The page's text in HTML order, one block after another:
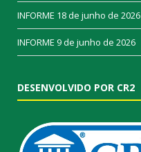
INFORME 18 de junho de 2026
INFORME 9 de junho de 2026
DESENVOLVIDO POR CR2